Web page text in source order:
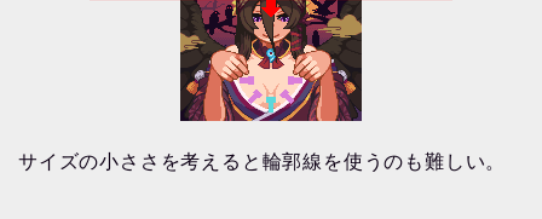
サイズの小ささを考えると輪郭線を使うのも難しい。